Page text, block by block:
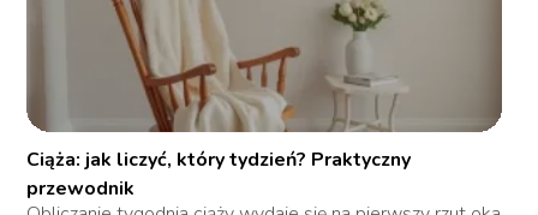
Ciąża: jak liczyć, który tydzień? Praktyczny
przewodnik